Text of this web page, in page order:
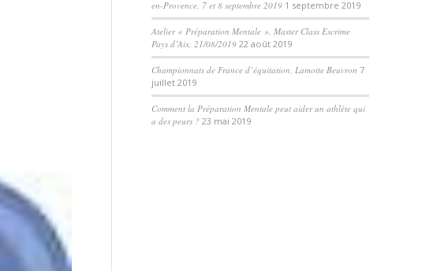
en-Provence, 7 et 8 septembre 2019 1 septembre 2019
Atelier « Préparation Mentale », Master Class Escrime
Pays d’Aix, 21/08/2019 22 août 2019
Championnats de France d’équitation, Lamotte Beuvron 7
juillet 2019
Comment la Préparation Mentale peut aider un athlète qui
a des peurs ? 23 mai 2019